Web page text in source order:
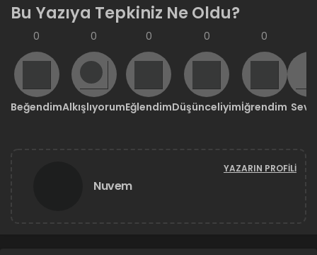
Bu Yazıya Tepkiniz Ne Oldu?
0
Beğendim
0
Alkışlıyorum
0
Eğlendim
0
Düşünceliyim
0
İğrendim
Nuvem
YAZARIN PROFILI